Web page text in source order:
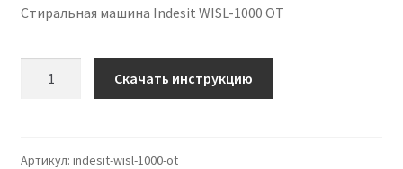
Стиральная машина Indesit WISL-1000 OT
Indesit
Скачать инструкцию
Артикул: indesit-wisl-1000-ot